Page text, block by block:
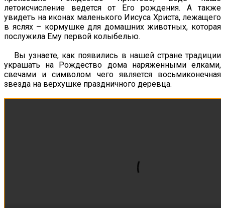
летоисчисление ведется от Его рождения. А также
увидеть на иконах маленького Иисуса Христа, лежащего
в яслях – кормушке для домашних животных, которая
послужила Ему первой колыбелью.
Вы узнаете, как появились в нашей стране традиции
украшать на Рождество дома наряженными елками,
свечами и символом чего является восьмиконечная
звезда на верхушке праздничного деревца.